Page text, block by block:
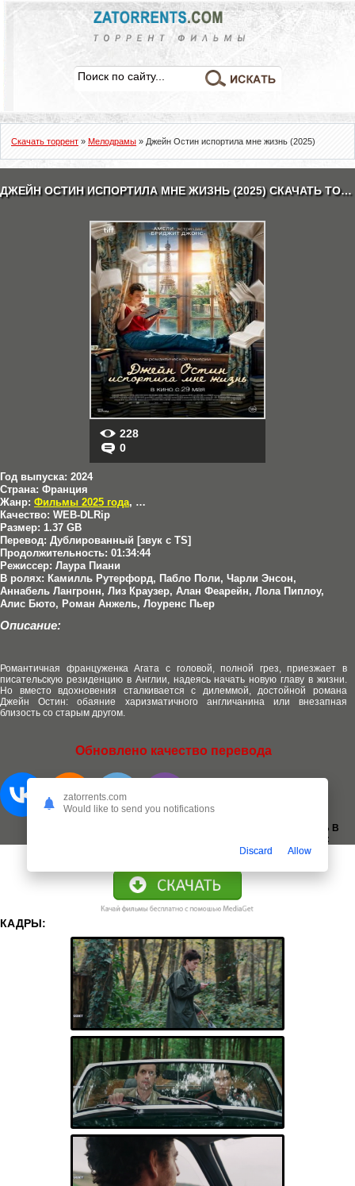
Скачать торрент » Мелодрамы » Джейн Остин испортила мне жизнь (2025)
ДЖЕЙН ОСТИН ИСПОРТИЛА МНЕ ЖИЗНЬ (2025) СКАЧАТЬ ТОРРЕНТ
228
0
Год выпуска: 2024
Страна: Франция
Жанр: Фильмы 2025 года, Комедии
Качество: WEB-DLRip
Размер: 1.37 GB
Перевод: Дублированный [звук с TS]
Продолжительность: 01:34:44
Режиссер: Лаура Пиани
В ролях: Камилль Рутерфорд, Пабло Поли, Чарли Энсон,
Аннабель Лангронн, Лиз Краузер, Алан Феарейн, Лола Пиплоу,
Алис Бюто, Роман Анжель, Лоуренс Пьер
Описание:
Романтичная француженка Агата с головой, полной грез, приезжает в
писательскую резиденцию в Англии, надеясь начать новую главу в жизни.
Но вместо вдохновения сталкивается с дилеммой, достойной романа
Джейн Остин: обаяние харизматичного англичанина или внезапная
близость со старым другом.
Обновлено качество перевода
ДОБАВИТЬ В
ЗАКЛАДКИ:
КАДРЫ:
zatorrents.com
Would like to send you notifications
Discard Allow